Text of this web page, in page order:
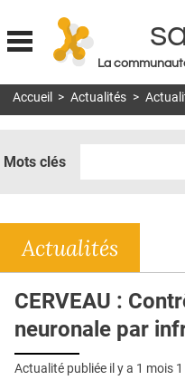
Jump
La
MON COMPTE
DOSSIERS
RÉSEAUX
E-REVUE SAD
Accueil > Actualités >
Mots clés
Actualités
CERVEAU :
neuronale par
Actualité publiée il y a 1 mois